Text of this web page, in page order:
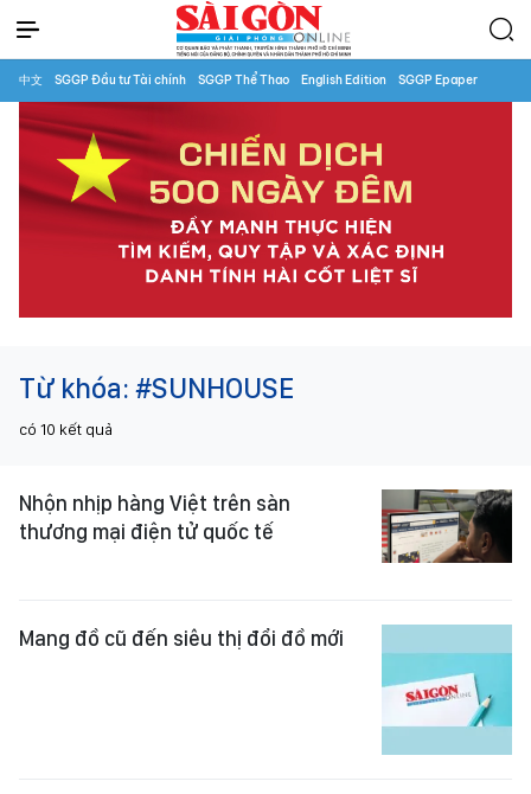
中文 SGGP Đầu tư Tài chính SGGP Thể Thao English Edition SGGP Epaper
Từ khóa: #SUNHOUSE
có 10 kết quả
Nhộn nhịp hàng Việt trên sàn
thương mại điện tử quốc tế
Mang đồ cũ đến siêu thị đổi đồ mới